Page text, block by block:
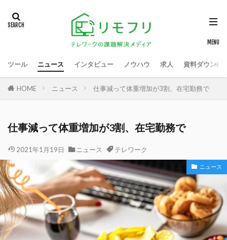
ツール ニュース インタビュー ノウハウ 求人 資料ダウンロ
HOME ニュース 仕事減って体重増加が3割、在宅勤務で
仕事減って体重増加が3割、在宅勤務で
2021年1月19日 ニュース テレワーク
ニュース